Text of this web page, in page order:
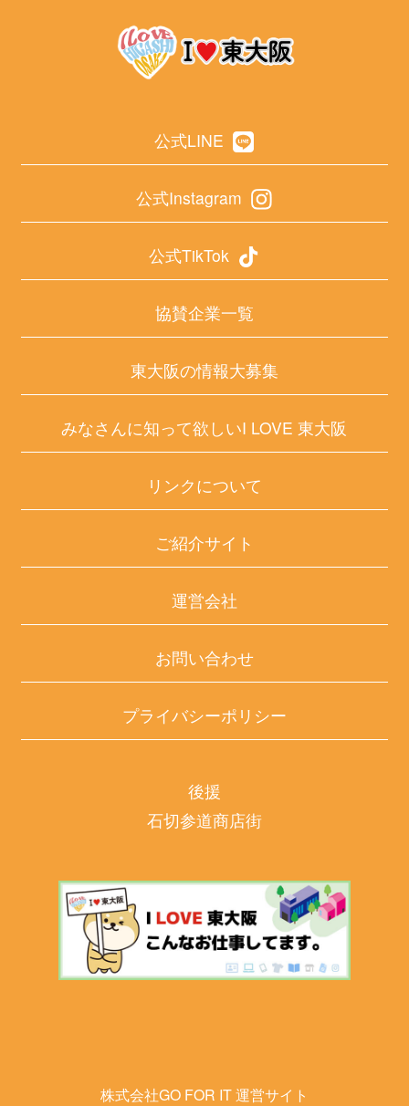
公式LINE
公式Instagram
公式TikTok
協賛企業一覧
東大阪の情報大募集
みなさんに知って欲しいI LOVE 東大阪
リンクについて
ご紹介サイト
運営会社
お問い合わせ
プライバシーポリシー
後援
石切参道商店街
株式会社GO FOR IT 運営サイト